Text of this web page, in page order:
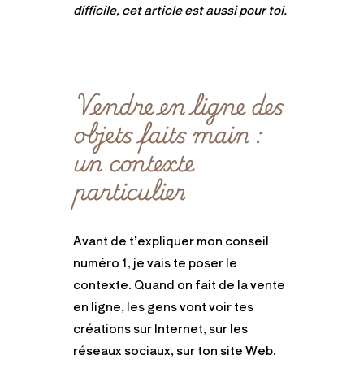
difficile, cet article est aussi pour toi.
Vendre en ligne des
objets faits main :
un contexte
particulier
Avant de t’expliquer mon conseil
numéro 1, je vais te poser le
contexte. Quand on fait de la vente
en ligne, les gens vont voir tes
créations sur Internet, sur les
réseaux sociaux, sur ton site Web.